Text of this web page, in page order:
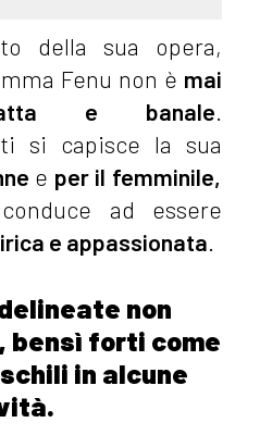
della sua opera,
Fenu non è mai
e banale
si capisce la sua
e per il femminile,
ad essere
e appassionata
non
bensì forti come
in alcune